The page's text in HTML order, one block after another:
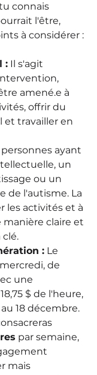
connais
l'être,
à considérer :
: Il s'agit
amené.e à
offrir du
et travailler en
personnes ayant
un
ou un
de l'autisme. La
les activités et à
claire et
clé.
: Le
de
une
$ de l'heure,
18 décembre.
par semaine,
mais